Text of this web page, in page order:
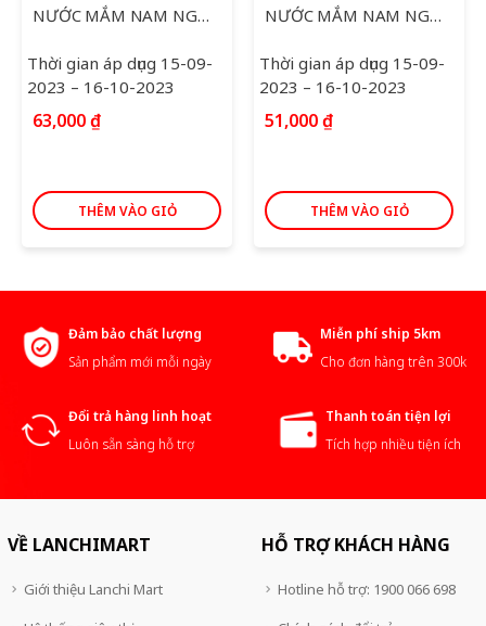
NƯỚC MẮM NAM NGƯ PHÚ QUỐC 500ML
Thời gian áp dụng 15-09-
2023 – 16-10-2023
63,000₫
THÊM VÀO GIỎ
NƯỚC MẮM NAM NGƯ NHÃN VÀNG 650ML
Thời gian áp dụng 15-09-
2023 – 16-10-2023
51,000₫
THÊM VÀO GIỎ
Đảm bảo chất lượng
Sản phẩm mới mỗi ngày
Miễn phí ship 5km
Cho đơn hàng trên 300k
Đổi trả hàng linh hoạt
Luôn sẵn sàng hỗ trợ
Thanh toán tiện lợi
Tích hợp nhiều tiện ích
VỀ LANCHIMART
Giới thiệu Lanchi Mart
HỖ TRỢ KHÁCH HÀNG
Hotline hỗ trợ: 1900 066 698